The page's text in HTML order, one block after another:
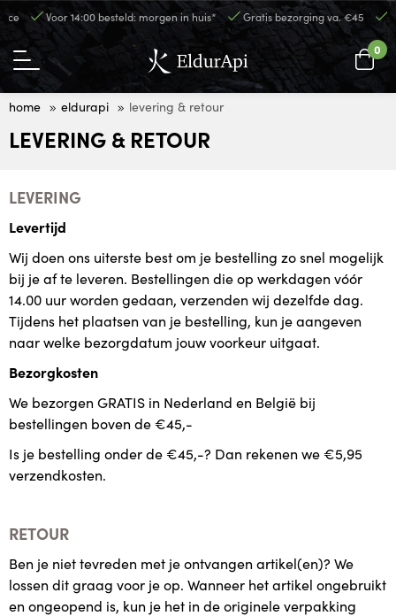
Voor 14:00 besteld: morgen in huis* Gratis bezorging va. €45
0
home eldurapi levering & retour
LEVERING & RETOUR
LEVERING
Levertijd
Wij doen ons uiterste best om je bestelling zo snel mogelijk
bij je af te leveren. Bestellingen die op werkdagen vóór
14.00 uur worden gedaan, verzenden wij dezelfde dag.
Tijdens het plaatsen van je bestelling, kun je aangeven
naar welke bezorgdatum jouw voorkeur uitgaat.
Bezorgkosten
We bezorgen GRATIS in Nederland en België bij
bestellingen boven de €45,-
Is je bestelling onder de €45,-? Dan rekenen we €5,95
verzendkosten.
RETOUR
Ben je niet tevreden met je ontvangen artikel(en)? We
lossen dit graag voor je op. Wanneer het artikel ongebruikt
en ongeopend is, kun je het in de originele verpakking